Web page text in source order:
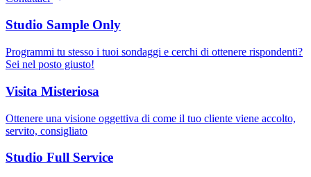
Studio Sample Only
Programmi tu stesso i tuoi sondaggi e cerchi di ottenere rispondenti?
Sei nel posto giusto!
Visita Misteriosa
Ottenere una visione oggettiva di come il tuo cliente viene accolto,
servito, consigliato
Studio Full Service